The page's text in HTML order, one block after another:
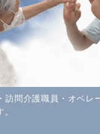
訪問介護職員・オペレ